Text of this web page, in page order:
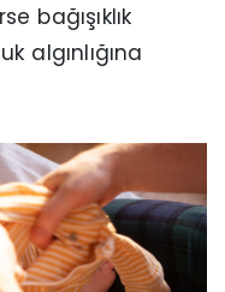
bağışıklık
algınlığına